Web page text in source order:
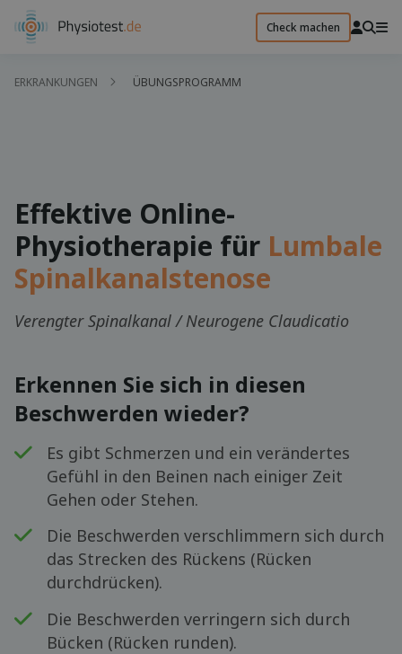
Check machen
ERKRANKUNGEN ÜBUNGSPROGRAMM
Effektive Online-
Physiotherapie für Lumbale
Spinalkanalstenose
Verengter Spinalkanal / Neurogene Claudicatio
Erkennen Sie sich in diesen
Beschwerden wieder?
Es gibt Schmerzen und ein verändertes
Gefühl in den Beinen nach einiger Zeit
Gehen oder Stehen.
Die Beschwerden verschlimmern sich durch
das Strecken des Rückens (Rücken
durchdrücken).
Die Beschwerden verringern sich durch
Bücken (Rücken runden).